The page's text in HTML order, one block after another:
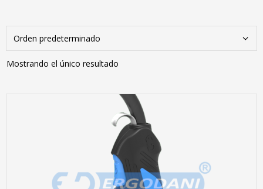
Mostrando el único resultado